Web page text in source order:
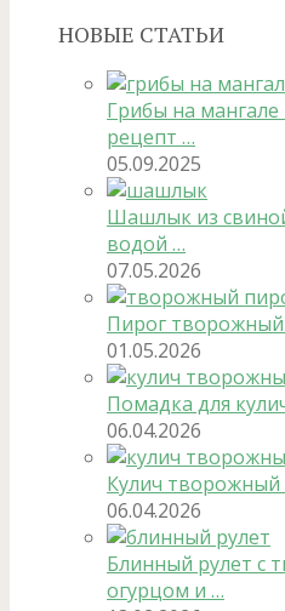
НОВЫЕ СТАТЬИ
Грибы на
рецепт …
05.09.2025
Шашлык из
водой …
07.05.2026
Пирог творожный
01.05.2026
Помадка для
06.04.2026
Кулич творожный
06.04.2026
Блинный рулет с
огурцом и …